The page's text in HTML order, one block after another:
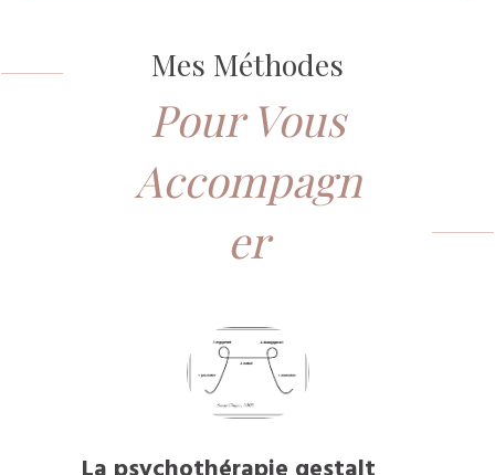
Mes Méthodes
Pour Vous
Accompagn
er